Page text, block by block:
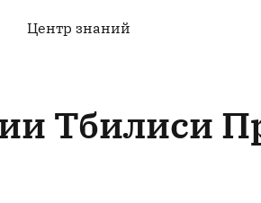
Центр знаний
Тбилиси